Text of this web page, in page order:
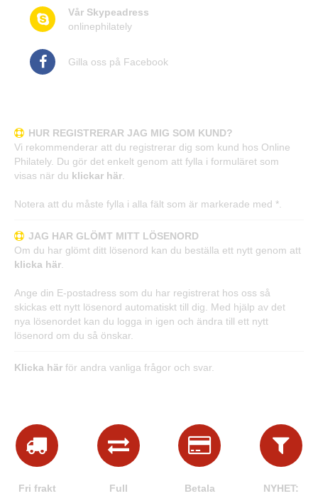
Vår Skypeadress
onlinephilately
Gilla oss på Facebook
HUR REGISTRERAR JAG MIG SOM KUND?
Vi rekommenderar att du registrerar dig som kund hos Online
Philately. Du gör det enkelt genom att fylla i formuläret som
visas när du klickar här
Notera att du måste fylla i alla fält som är markerade med *.
JAG HAR GLÖMT MITT LÖSENORD
Om du har glömt ditt lösenord kan du beställa ett nytt genom att
klicka här
Ange din E-postadress som du har registrerat hos oss så
skickas ett nytt lösenord automatiskt till dig. Med hjälp av det
nya lösenordet kan du logga in igen och ändra till ett nytt
lösenord om du så önskar.
Klicka här för andra vanliga frågor och svar.
Fri frakt
Full
Betala
NYHET: